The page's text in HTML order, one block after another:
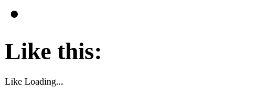
Like this:
Like Loading...